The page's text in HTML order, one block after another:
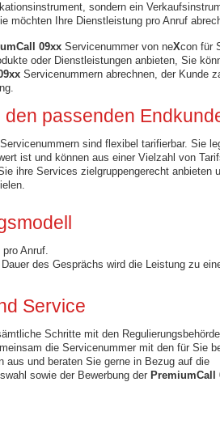
sondern ein
möchten Ihre Dienstleistung pro Anruf
09xx Servicenummer von neXcon für
oder Dienstleistungen anbieten, Sie
Servicenummern abrechnen, der Kunde
den passenden
Servicenummern sind flexibel tarifierbar. Sie
ist und können aus einer Vielzahl von
ihre Services zielgruppengerecht anbieten
pro Anruf.
des Gesprächs wird die Leistung zu
Service
Schritte mit den
die Servicenummer mit den für Sie
aus und beraten Sie gerne in Bezug auf die
sowie der Bewerbung der PremiumCall